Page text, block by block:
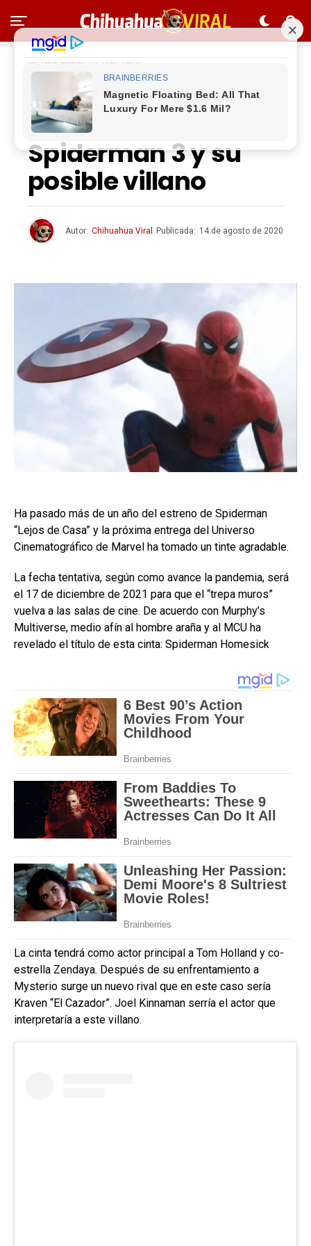
ENTRETENIMIENTO
Marvel: filtran título
de la película de
Spiderman 3 y su
posible villano
Autor: Chihuahua Viral Publicada: 14 de agosto de 2020
Ha pasado más de un año del estreno de Spiderman
“Lejos de Casa” y la próxima entrega del Universo
Cinematográfico de Marvel ha tomado un tinte agradable.
La fecha tentativa, según como avance la pandemia, será
el 17 de diciembre de 2021 para que el “trepa muros”
vuelva a las salas de cine. De acuerdo con Murphy’s
Multiverse, medio afín al hombre araña y al MCU ha
revelado el título de esta cinta: Spiderman Homesick
La cinta tendrá como actor principal a Tom Holland y co-
estrella Zendaya. Después de su enfrentamiento a
Mysterio surge un nuevo rival que en este caso sería
Kraven “El Cazador”. Joel Kinnaman serría el actor que
interpretaría a este villano.